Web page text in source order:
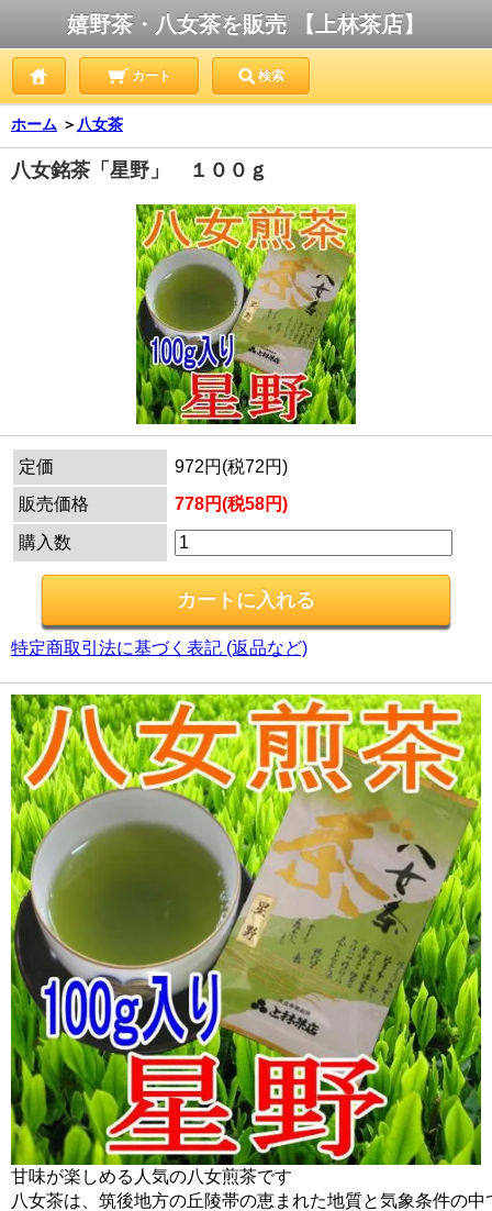
嬉野茶・八女茶を販売 【上林茶店】
カート 検索
ホーム ＞ 八女茶
八女銘茶「星野」 １００ｇ
定価
972円(税72円)
販売価格
778円(税58円)
購入数
特定商取引法に基づく表記 (返品など)
甘味が楽しめる人気の八女煎茶です
八女茶は、筑後地方の丘陵帯の恵まれた地質と気象条件の中